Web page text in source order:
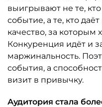
выигрывают не те,
событие, а те, кто
качество, за которым
Конкуренция идёт и
маржинальность.
события, а
визит в привычку.
Аудитория стала